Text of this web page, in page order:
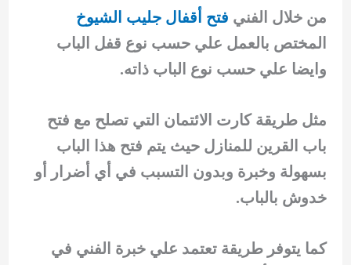
من خلال الفني فتح أقفال جليب الشيوخ
المختص بالعمل علي حسب نوع قفل الباب
وايضا علي حسب نوع الباب ذاته.
مثل طريقة كارت الائتمان التي تصلح مع فتح
باب القرين للمنازل حيث يتم فتح هذا الباب
بسهولة وخبرة وبدون التسبب في أي أضرار أو
خدوش بالباب.
كما يتوفر طريقة تعتمد علي خبرة الفني في